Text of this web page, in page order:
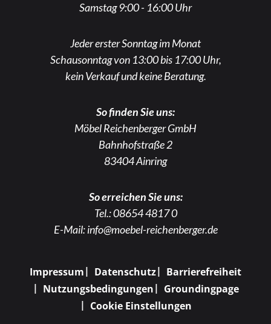
Samstag 9:00 - 16:00 Uhr
Jeder erster Sonntag im Monat
Schausonntag von 13:00 bis 17:00 Uhr,
kein Verkauf und keine Beratung.
So finden Sie uns:
Möbel Reichenberger GmbH
Bahnhofstraße 2
83404 Ainring
So erreichen Sie uns:
Tel.:08654 4817 0
E-Mail:info@moebel-reichenberger.de
Impressum Datenschutz
Barrierefreiheit
Nutzungsbedingungen
Groundingpage
Cookie Einstellungen